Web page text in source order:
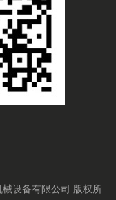
设备有限公司 版权所